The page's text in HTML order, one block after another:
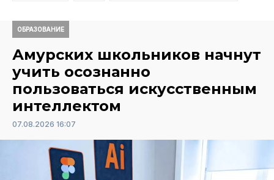
ОБРАЗОВАНИЕ
Амурских школьников начнут
учить осознанно
пользоваться искусственным
интеллектом
07.08.2026 16:07